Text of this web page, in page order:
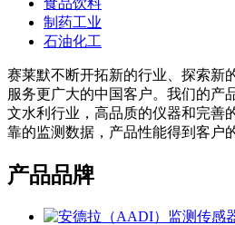
食品饮料
制药工业
石油化工
赛莱默不断开拓新的行业、探索新
服务更广大的中国客户。我们的产
文水利行业，高品质的仪器和完善
靠的监测数据，产品性能得到客户
产品品牌